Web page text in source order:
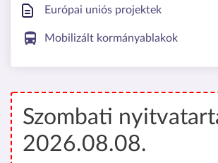
Európai uniós projektek
Mobilizált kormányablakok
Szombati
2026.08.08.